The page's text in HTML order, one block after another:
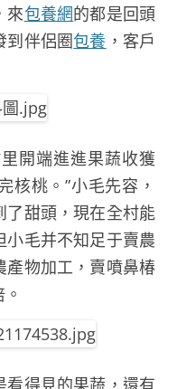
來包養網的都是回頭
到伴侶圈包養 ，客戶
開端進進果蔬收獲
核桃。”小毛先容，
了甜頭，現在全村能
毛并不知足于賣農
產物加工，賣噴鼻椿
看得見的果蔬，還有